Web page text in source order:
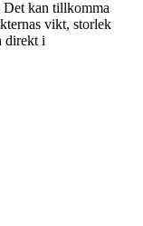
Det kan tillkomma
vikt, storlek
direkt i